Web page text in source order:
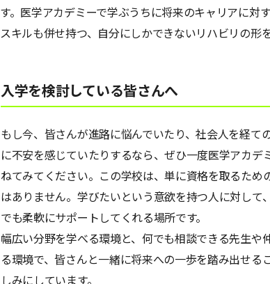
す。医学アカデミーで学ぶうちに将来のキャリアに
スキルも併せ持つ、自分にしかできないリハビリの形
入学を検討している皆さんへ
もし今、皆さんが進路に悩んでいたり、社会人を経て
に不安を感じていたりするなら、ぜひ一度医学アカデ
ねてみてください。この学校は、単に資格を取るため
はありません。学びたいという意欲を持つ人に対して
でも柔軟にサポートしてくれる場所です。
幅広い分野を学べる環境と、何でも相談できる先生や
る環境で、皆さんと一緒に将来への一歩を踏み出せる
しみにしています。